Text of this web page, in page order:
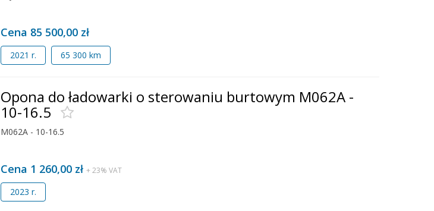
Cena 85 500,00 zł
2021 r. 65 300 km
Opona do ładowarki o sterowaniu burtowym M062A -
10-16.5
M062A - 10-16.5
Cena 1 260,00 zł + 23% VAT
2023 r.